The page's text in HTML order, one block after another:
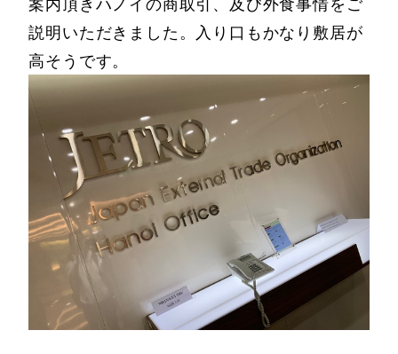
説明いただきました。入り口もかなり敷居が
高そうです。